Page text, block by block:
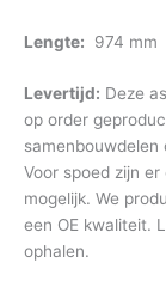
Lengte: 974 mm
Levertijd: Deze
op order
samenbouwdelen
Voor spoed zijn
mogelijk. We
een OE kwaliteit.
ophalen.